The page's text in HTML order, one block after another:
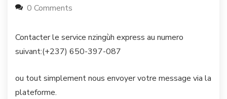
0 Comments
Contacter le service nzingùh express au numero
suivant:(+237) 650-397-087
ou tout simplement nous envoyer votre message via la
plateforme.